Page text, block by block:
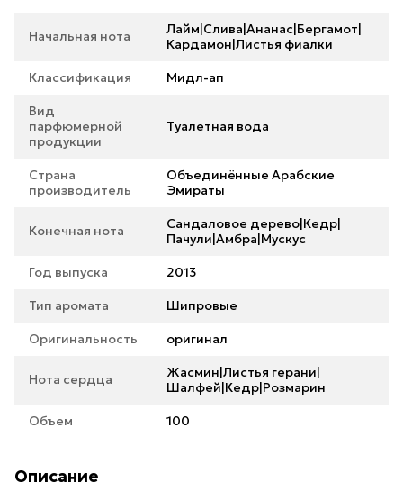
Начальная нота
Лайм|Слива|Ананас|Бергамот|
Кардамон|Листья фиалки
Классификация Мидл-ап
Вид
парфюмерной
продукции
Туалетная вода
Страна
производитель
Объединённые Арабские
Эмираты
Конечная нота
Сандаловое дерево|Кедр|
Пачули|Амбра|Мускус
Год выпуска 2013
Тип аромата Шипровые
Оригинальность оригинал
Нота сердца
Жасмин|Листья герани|
Шалфей|Кедр|Розмарин
Объем 100
Описание